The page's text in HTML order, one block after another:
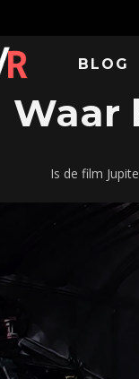
BLOG
Waar
Is de film